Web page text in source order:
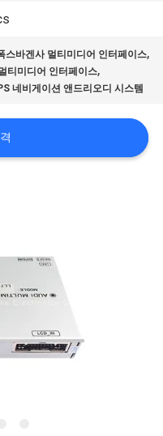
스바겐사 멀티미디어 인터페이스,
티미디어 인터페이스,
네비게이션 앤드리오디 시스템